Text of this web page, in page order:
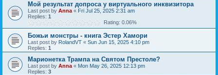
Мой результат допроса у виртуального инквизитора
Last post by Anna « Fri Jul 25, 2025 2:31 am
Replies: 1
Rating: 0.06%
Божьи монстры - книга Эстер Хамори
Last post by RolandVT « Sun Jun 15, 2025 4:10 pm
Replies: 1
Марионетка Трампа на Святом Престоле?
Last post by Anna « Mon May 26, 2025 12:13 pm
Replies: 3